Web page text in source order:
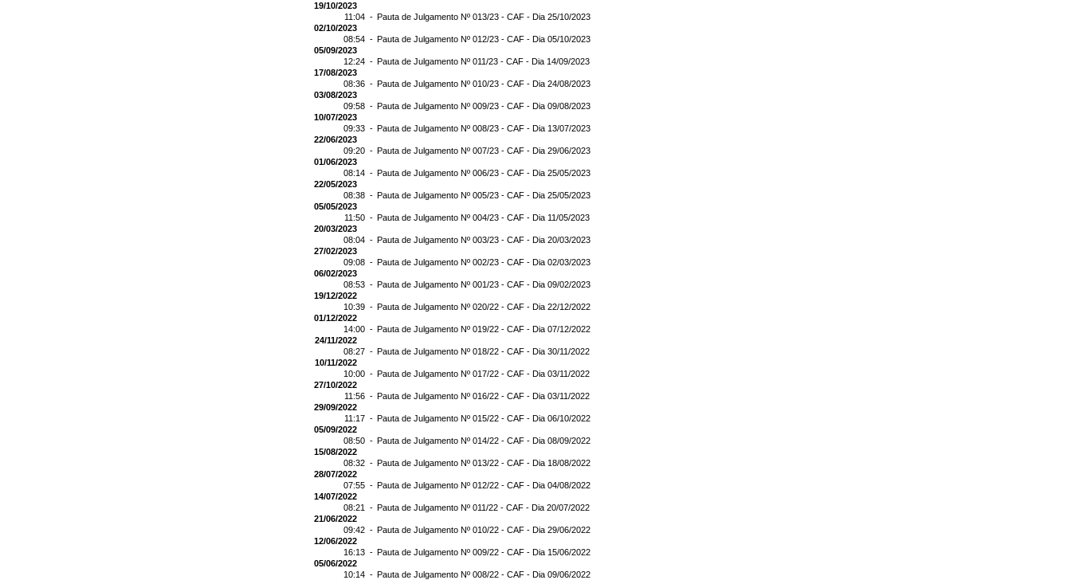
19/10/2023
11:04 - Pauta de Julgamento Nº 013/23 - CAF - Dia 25/10/2023
02/10/2023
08:54 - Pauta de Julgamento Nº 012/23 - CAF - Dia 05/10/2023
05/09/2023
12:24 - Pauta de Julgamento Nº 011/23 - CAF - Dia 14/09/2023
17/08/2023
08:36 - Pauta de Julgamento Nº 010/23 - CAF - Dia 24/08/2023
03/08/2023
09:58 - Pauta de Julgamento Nº 009/23 - CAF - Dia 09/08/2023
10/07/2023
09:33 - Pauta de Julgamento Nº 008/23 - CAF - Dia 13/07/2023
22/06/2023
09:20 - Pauta de Julgamento Nº 007/23 - CAF - Dia 29/06/2023
01/06/2023
08:14 - Pauta de Julgamento Nº 006/23 - CAF - Dia 25/05/2023
22/05/2023
08:38 - Pauta de Julgamento Nº 005/23 - CAF - Dia 25/05/2023
05/05/2023
11:50 - Pauta de Julgamento Nº 004/23 - CAF - Dia 11/05/2023
20/03/2023
08:04 - Pauta de Julgamento Nº 003/23 - CAF - Dia 20/03/2023
27/02/2023
09:08 - Pauta de Julgamento Nº 002/23 - CAF - Dia 02/03/2023
06/02/2023
08:53 - Pauta de Julgamento Nº 001/23 - CAF - Dia 09/02/2023
19/12/2022
10:39 - Pauta de Julgamento Nº 020/22 - CAF - Dia 22/12/2022
01/12/2022
14:00 - Pauta de Julgamento Nº 019/22 - CAF - Dia 07/12/2022
24/11/2022
08:27 - Pauta de Julgamento Nº 018/22 - CAF - Dia 30/11/2022
10/11/2022
10:00 - Pauta de Julgamento Nº 017/22 - CAF - Dia 03/11/2022
27/10/2022
11:56 - Pauta de Julgamento Nº 016/22 - CAF - Dia 03/11/2022
29/09/2022
11:17 - Pauta de Julgamento Nº 015/22 - CAF - Dia 06/10/2022
05/09/2022
08:50 - Pauta de Julgamento Nº 014/22 - CAF - Dia 08/09/2022
15/08/2022
08:32 - Pauta de Julgamento Nº 013/22 - CAF - Dia 18/08/2022
28/07/2022
07:55 - Pauta de Julgamento Nº 012/22 - CAF - Dia 04/08/2022
14/07/2022
08:21 - Pauta de Julgamento Nº 011/22 - CAF - Dia 20/07/2022
21/06/2022
09:42 - Pauta de Julgamento Nº 010/22 - CAF - Dia 29/06/2022
12/06/2022
16:13 - Pauta de Julgamento Nº 009/22 - CAF - Dia 15/06/2022
05/06/2022
10:14 - Pauta de Julgamento Nº 008/22 - CAF - Dia 09/06/2022